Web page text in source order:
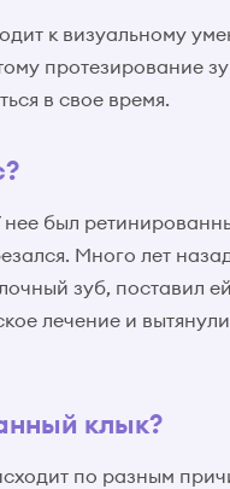
к визуальному
протезирование
в свое время.
нее был
Много лет
зуб, поставил
лечение и вытянули
клык?
по разным